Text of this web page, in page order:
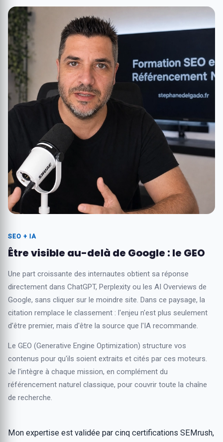
SEO + IA
Être visible au-delà de Google : le GEO
Une part croissante des internautes obtient sa réponse
directement dans ChatGPT, Perplexity ou les AI Overviews de
Google, sans cliquer sur le moindre site. Dans ce paysage, la
citation remplace le classement : l'enjeu n'est plus seulement
d'être premier, mais d'être la source que l'IA recommande.
Le GEO (Generative Engine Optimization) structure vos
contenus pour qu'ils soient extraits et cités par ces moteurs.
Je l'intègre à chaque mission, en complément du
référencement naturel classique, pour couvrir toute la chaîne
de recherche.
Mon expertise est validée par cinq certifications SEMrush,